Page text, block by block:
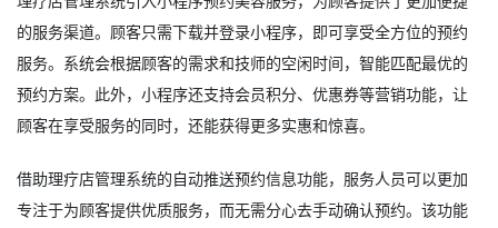
的服务渠道。顾客只需下载并登录小程序，即可享受全方位的预约
服务。系统会根据顾客的需求和技师的空闲时间，智能匹配最优的
预约方案。此外，小程序还支持会员积分、优惠券等营销功能，让
顾客在享受服务的同时，还能获得更多实惠和惊喜。
借助理疗店管理系统的自动推送预约信息功能，服务人员可以更加
专注于为顾客提供优质服务，而无需分心去手动确认预约。该功能